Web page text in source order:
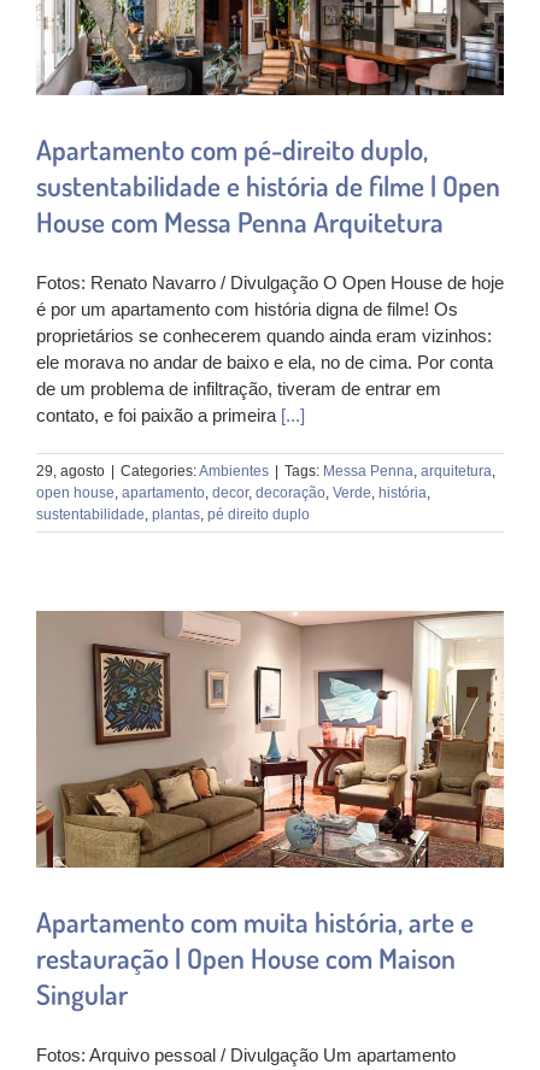
Apartamento com pé-direito duplo,
sustentabilidade e história de filme | Open
House com Messa Penna Arquitetura
Fotos: Renato Navarro / Divulgação O Open House de hoje
é por um apartamento com história digna de filme! Os
proprietários se conhecerem quando ainda eram vizinhos:
ele morava no andar de baixo e ela, no de cima. Por conta
de um problema de infiltração, tiveram de entrar em
contato, e foi paixão a primeira [...]
29, agosto Categories:Ambientes Tags: Messa Penna, arquitetura,
open house, apartamento, decor, decoração, Verde, história,
sustentabilidade, plantas, pé direito duplo
Apartamento com muita história, arte e
restauração | Open House com Maison
Singular
Fotos: Arquivo pessoal / Divulgação Um apartamento